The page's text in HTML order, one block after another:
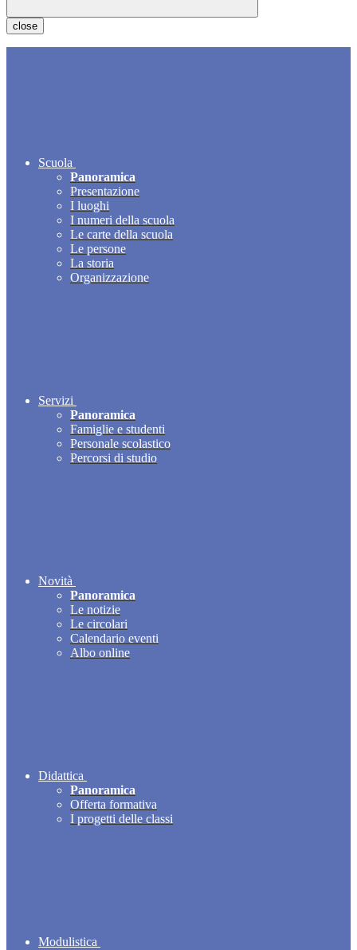
close
Scuola
Panoramica
Presentazione
I luoghi
I numeri della scuola
Le carte della scuola
Le persone
La storia
Organizzazione
Servizi
Panoramica
Famiglie e studenti
Personale scolastico
Percorsi di studio
Novità
Panoramica
Le notizie
Le circolari
Calendario eventi
Albo online
Didattica
Panoramica
Offerta formativa
I progetti delle classi
Modulistica